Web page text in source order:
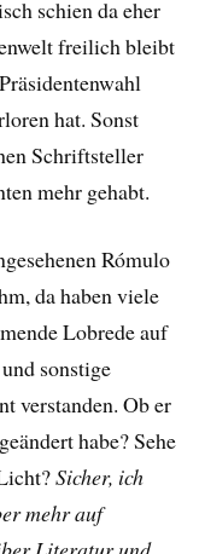
schien da eher
freilich bleibt
hat. Sonst
Schriftsteller
mehr gehabt.
Rómulo
da haben viele
Lobrede auf
sonstige
verstanden. Ob er
habe? Sehe
Sicher, ich
mehr auf